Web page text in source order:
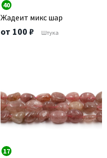
40
Жадеит микс шар
от 100 ₽ Штука
17